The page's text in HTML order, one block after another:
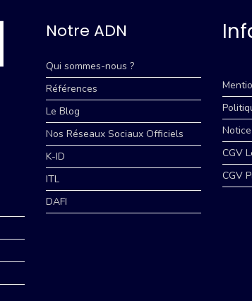
Notre ADN
Qui sommes-nous ?
Références
Le Blog
Nos Réseaux Sociaux Officiels
K-ID
ITL
DAFI
CGV
CGV